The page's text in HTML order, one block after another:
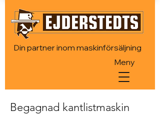
Din partner inom maskinförsäljning
Meny
Begagnad kantlistmaskin